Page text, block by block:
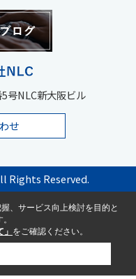
号NLC新大阪ビル
せ
Rights Reserved.
、サービス向上検討を目的と
をご確認ください。